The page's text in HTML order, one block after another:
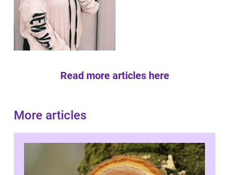
Read more articles here
More articles